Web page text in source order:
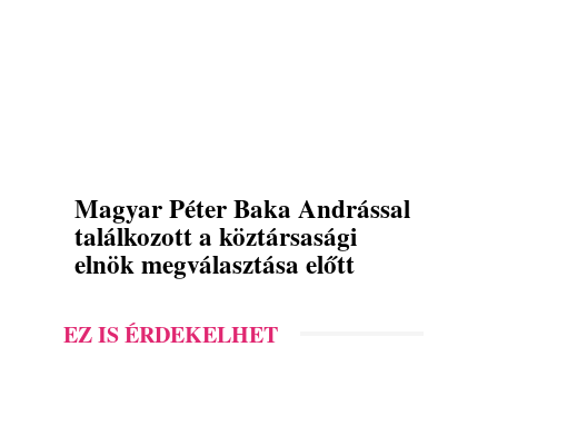
Magyar Péter Baka Andrással
találkozott a köztársasági
elnök megválasztása előtt
EZ IS ÉRDEKELHET